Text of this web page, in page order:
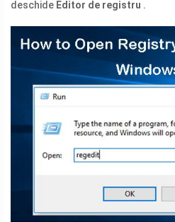
deschide Editor de registru .